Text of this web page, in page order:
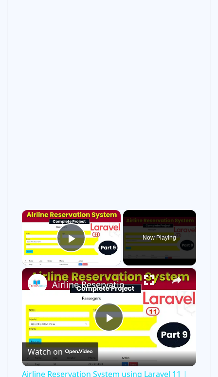
×
Play Video
Now Playing
×
P
l
Airline Reservation System using Laravel 11 | Part 9
Watch on
Airline Reservation System using Laravel 11 |